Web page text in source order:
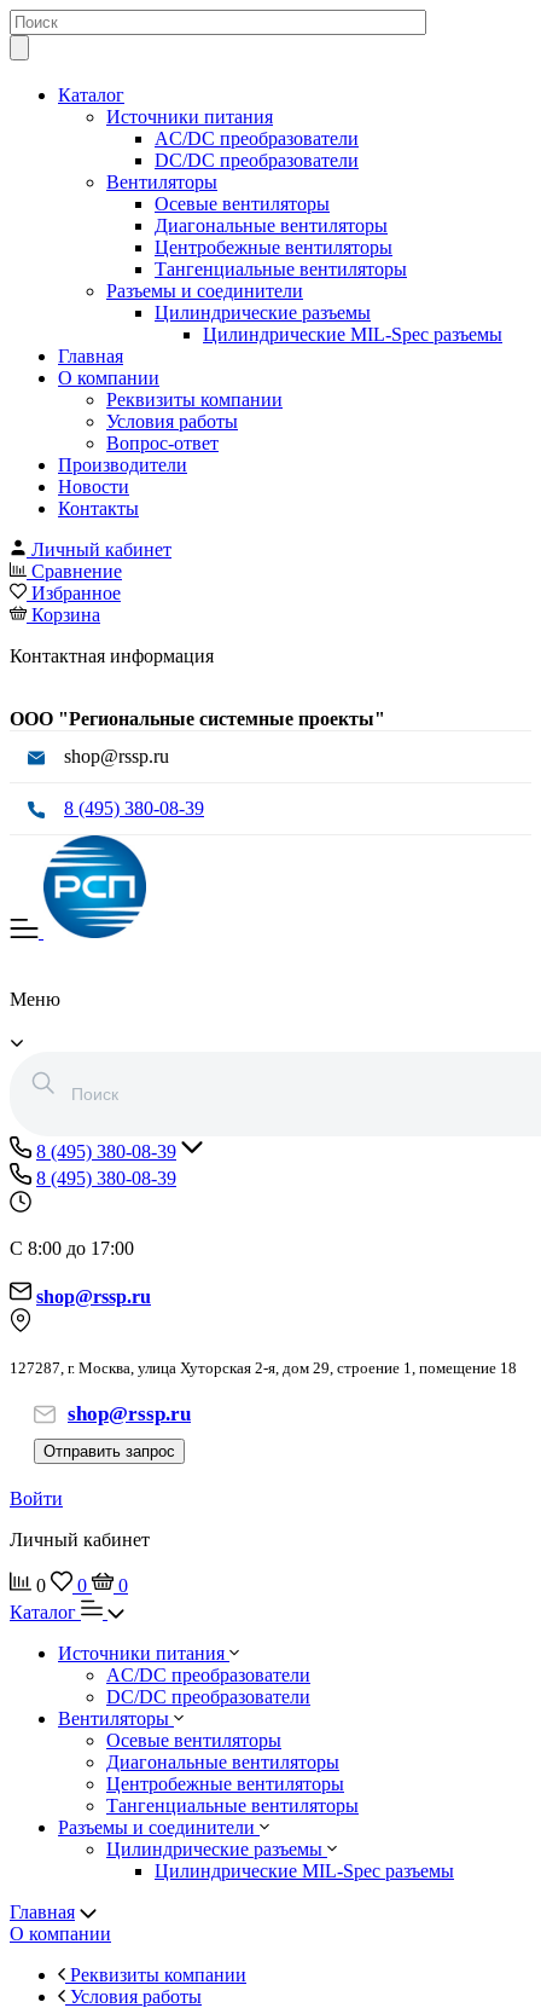
Каталог
Источники питания
AC/DC преобразователи
DC/DC преобразователи
Вентиляторы
Осевые вентиляторы
Диагональные вентиляторы
Центробежные вентиляторы
Тангенциальные вентиляторы
Разъемы и соединители
Цилиндрические разъемы
Цилиндрические MIL-Spec разъемы
Главная
О компании
Реквизиты компании
Условия работы
Вопрос-ответ
Производители
Новости
Контакты
Личный кабинет
Сравнение
Избранное
Корзина
Контактная информация
ООО "Региональные системные проекты"
shop@rssp.ru
8 (495) 380-08-39
Меню
8 (495) 380-08-39
8 (495) 380-08-39
С 8:00 до 17:00
shop@rssp.ru
127287, г. Москва, улица Хуторская 2-я, дом 29, строение 1, помещение 18
shop@rssp.ru
Отправить запрос
Войти
Личный кабинет
0 0
0
Каталог
Источники питания
AC/DC преобразователи
DC/DC преобразователи
Вентиляторы
Осевые вентиляторы
Диагональные вентиляторы
Центробежные вентиляторы
Тангенциальные вентиляторы
Разъемы и соединители
Цилиндрические разъемы
Цилиндрические MIL-Spec разъемы
Главная
О компании
Реквизиты компании
Условия работы